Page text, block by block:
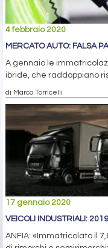
4 febbraio 2020
MERCATO AUTO: FALSA
A gennaio le
ibride, che raddoppiano
di Marco Torricelli
17 gennaio 2020
VEICOLI INDUSTRIALI:
ANFIA: «Immatricolato il